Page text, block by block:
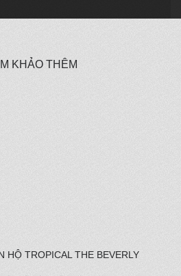
KHẢO THÊM
HỘ TROPICAL THE BEVERLY